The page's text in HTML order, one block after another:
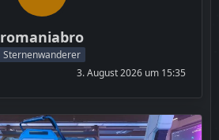
romaniabro
Sternenwanderer
3. August 2026 um 15:35